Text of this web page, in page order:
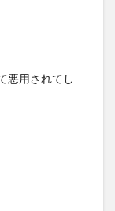
悪用されてし